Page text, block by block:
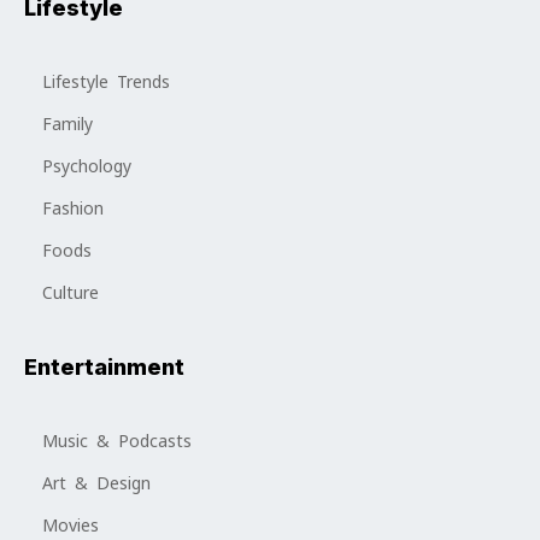
Lifestyle
Lifestyle Trends
Family
Psychology
Fashion
Foods
Culture
Entertainment
Music & Podcasts
Art & Design
Movies